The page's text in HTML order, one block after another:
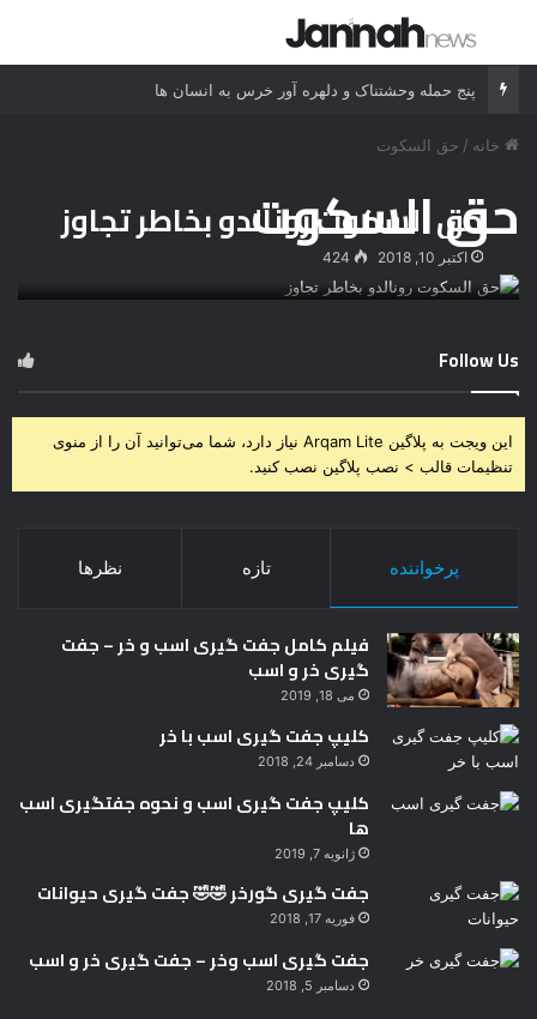
جستجو برای
پنج حمله وحشتناک و دلهره آور خرس به انسان ها
خانه / حق السکوت
حق السکوت
حق السکوت رونالدو بخاطر تجاوز
اکتبر 10, 2018 424
Follow Us
این ویجت به پلاگین Arqam Lite نیاز دارد، شما می‌توانید آن را از منوی
تنظیمات قالب > نصب پلاگین نصب کنید.
پرخواننده تازه نظرها
فیلم کامل جفت گیری اسب و خر – جفت
گیری خر و اسب
می 18, 2019
کلیپ جفت گیری اسب با خر
دسامبر 24, 2018
کلیپ جفت گیری اسب و نحوه جفتگیری اسب
ها
ژانویه 7, 2019
جفت گیری گورخر 🤣🤣 جفت گیری حیوانات
فوریه 17, 2018
جفت گیری اسب وخر – جفت گیری خر و اسب
دسامبر 5, 2018